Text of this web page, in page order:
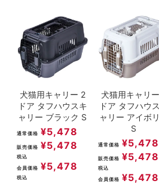
犬猫用キャリー 2
ドア タフハウスキ
ャリー ブラック S
通常価格 ¥5,478
販売価格 ¥5,478
税込
会員価格 ¥5,478
税込
犬猫用キャリ
ドア タフハウ
ャリー アイボ
S
通常価格 ¥5,478
販売価格 ¥5,478
税込
会員価格 ¥5,478